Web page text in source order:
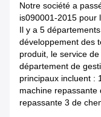
Notre société a
is090001-2015 pour
Il y a 5
développement des
produit, le service
département de
principaux incluent :
machine repassante
repassante 3 de